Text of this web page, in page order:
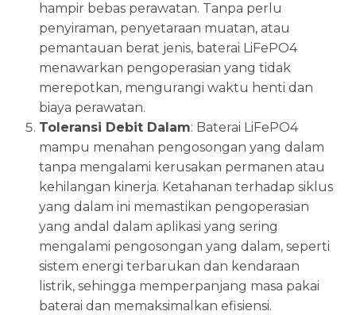
hampir bebas perawatan. Tanpa perlu
penyiraman, penyetaraan muatan, atau
pemantauan berat jenis, baterai LiFePO4
menawarkan pengoperasian yang tidak
merepotkan, mengurangi waktu henti dan
biaya perawatan.
Toleransi Debit Dalam: Baterai LiFePO4
mampu menahan pengosongan yang dalam
tanpa mengalami kerusakan permanen atau
kehilangan kinerja. Ketahanan terhadap siklus
yang dalam ini memastikan pengoperasian
yang andal dalam aplikasi yang sering
mengalami pengosongan yang dalam, seperti
sistem energi terbarukan dan kendaraan
listrik, sehingga memperpanjang masa pakai
baterai dan memaksimalkan efisiensi.